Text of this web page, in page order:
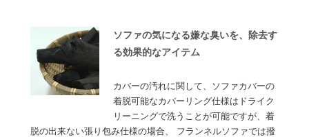
ソファの気になる嫌な臭いを、除去す
る効果的なアイテム
カバーの汚れに関して、ソファカバーの
着脱可能なカバーリング仕様はドライク
リーニングで洗うことが可能ですが、着
脱の出来ない張り包み仕様の場合、 フランネルソファでは撥